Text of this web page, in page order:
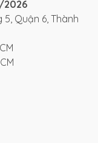
2026
5, Quận 6, Thành